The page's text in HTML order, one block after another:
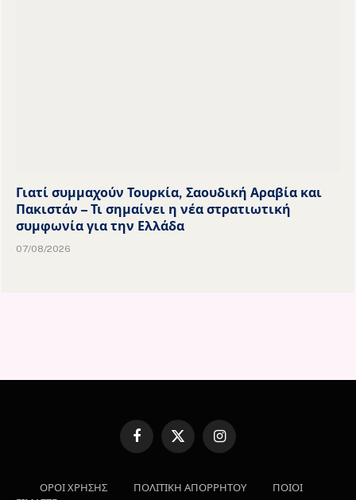
Γιατί συμμαχούν Τουρκία, Σαουδική Αραβία και
Πακιστάν – Τι σημαίνει η νέα στρατιωτική
συμφωνία για την Ελλάδα
07/08/2026
Facebook
X
Instagram
ΟΡΟΙ ΧΡΗΣΗΣ ΠΟΛΙΤΙΚΗ ΑΠΟΡΡΗΤΟΥ
ΠΟΙΟΙ